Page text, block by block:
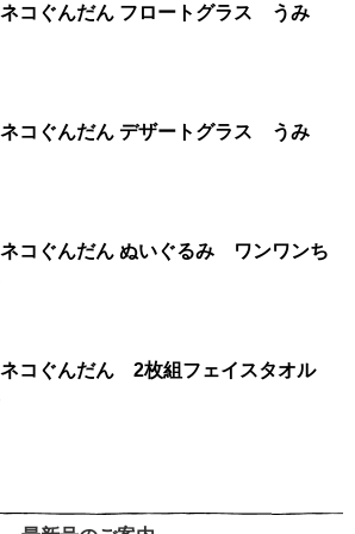
ノラネコぐんだん フロートグラス うみ
ノラネコぐんだん デザートグラス うみ
ネコぐんだん ぬいぐるみ ワンワンち
ネコぐんだん 2枚組フェイスタオル